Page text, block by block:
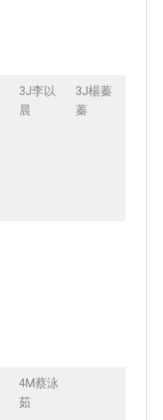
3J李以
晨
3J楊蓁
蓁
4M蔡泳
茹